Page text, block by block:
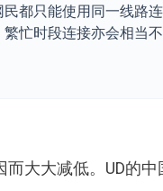
都只能使用同一线路
忙时段连接亦会相当不
大大减低。UD的